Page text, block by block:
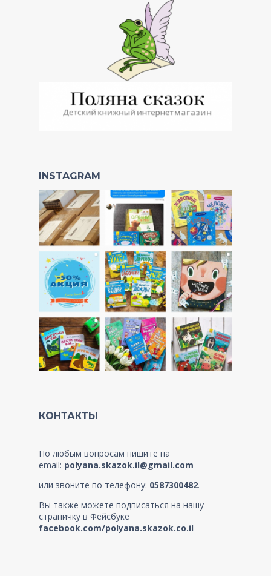
INSTAGRAM
КОНТАКТЫ
По любым вопросам пишите на
email: polyana.skazok.il@gmail.com
или звоните по телефону: 0587300482.
Вы также можете подписаться на нашу
страничку в Фейсбуке
facebook.com/polyana.skazok.co.il